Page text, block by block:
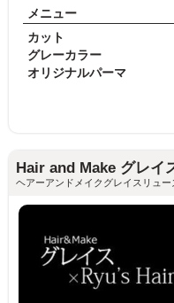
メニュー
カット
グレーカラー
オリジナルパーマ
Hair and Make グレイ
ヘアーアンドメイクグレイスリュー